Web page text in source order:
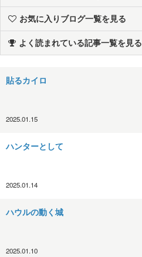
お気に入りブログ一覧を見る
よく読まれている記事一覧を見る
貼るカイロ
2025.01.15
ハンターとして
2025.01.14
ハウルの動く城
2025.01.10